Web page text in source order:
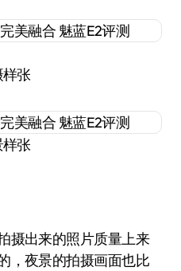
张
张
出来的照片质量上来
，夜景的拍摄画面也比